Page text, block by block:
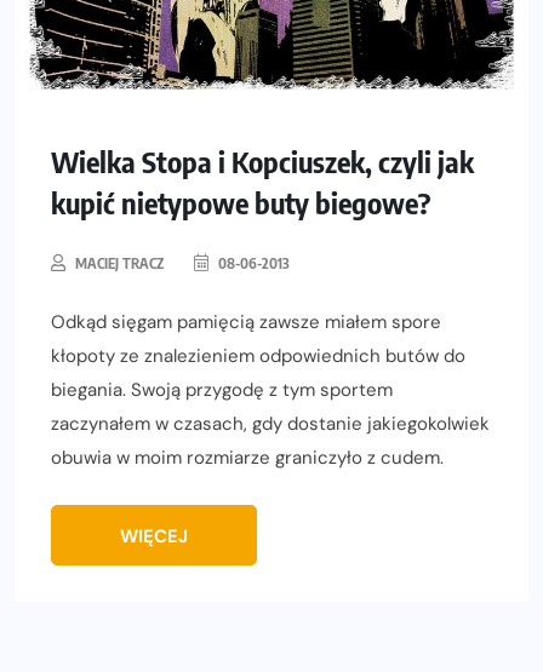
Wielka Stopa i Kopciuszek, czyli jak
kupić nietypowe buty biegowe?
MACIEJ TRACZ 08-06-2013
Odkąd sięgam pamięcią zawsze miałem spore
kłopoty ze znalezieniem odpowiednich butów do
biegania. Swoją przygodę z tym sportem
zaczynałem w czasach, gdy dostanie jakiegokolwiek
obuwia w moim rozmiarze graniczyło z cudem.
WIĘCEJ